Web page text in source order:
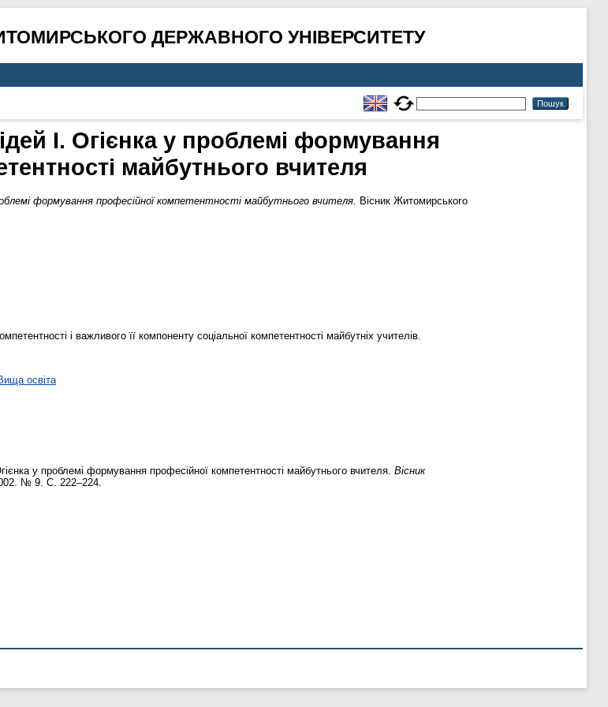
ДЕРЖАВНОГО УНІВЕРСИТЕТУ
І. Огієнка у проблемі формування
майбутнього вчителя
формування професійної компетентності майбутнього вчителя. Вісник Житомирського
і важливого її компоненту соціальної компетентності майбутніх учителів.
освіта
у проблемі формування професійної компетентності майбутнього вчителя. Вісник
№ 9. С. 222–224.